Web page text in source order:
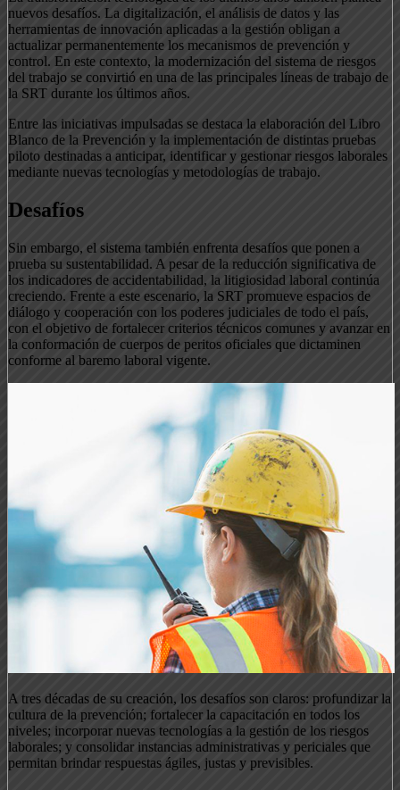
nuevos desafíos. La digitalización, el análisis de datos y las
herramientas de innovación aplicadas a la gestión obligan a
actualizar permanentemente los mecanismos de prevención y
control. En este contexto, la modernización del sistema de riesgos
del trabajo se convirtió en una de las principales líneas de trabajo de
la SRT durante los últimos años.
Entre las iniciativas impulsadas se destaca la elaboración del Libro
Blanco de la Prevención y la implementación de distintas pruebas
piloto destinadas a anticipar, identificar y gestionar riesgos laborales
mediante nuevas tecnologías y metodologías de trabajo.
Desafíos
Sin embargo, el sistema también enfrenta desafíos que ponen a
prueba su sustentabilidad. A pesar de la reducción significativa de
los indicadores de accidentabilidad, la litigiosidad laboral continúa
creciendo. Frente a este escenario, la SRT promueve espacios de
diálogo y cooperación con los poderes judiciales de todo el país,
con el objetivo de fortalecer criterios técnicos comunes y avanzar en
la conformación de cuerpos de peritos oficiales que dictaminen
conforme al baremo laboral vigente.
A tres décadas de su creación, los desafíos son claros: profundizar la
cultura de la prevención; fortalecer la capacitación en todos los
niveles; incorporar nuevas tecnologías a la gestión de los riesgos
laborales; y consolidar instancias administrativas y periciales que
permitan brindar respuestas ágiles, justas y previsibles.